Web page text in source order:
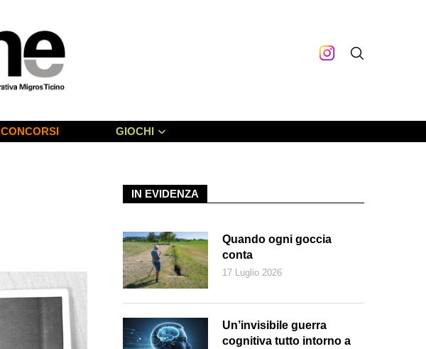
CONCORSI GIOCHI
IN EVIDENZA
Quando ogni goccia
conta
17 Luglio 2026
Un’invisibile guerra
cognitiva tutto intorno a